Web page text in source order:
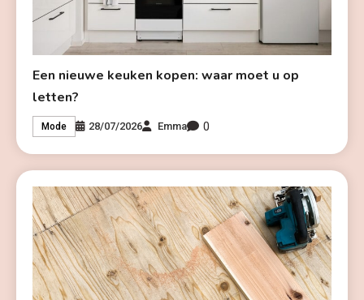
Een nieuwe keuken kopen: waar moet u op
letten?
Mode 28/07/2026 Emma 0